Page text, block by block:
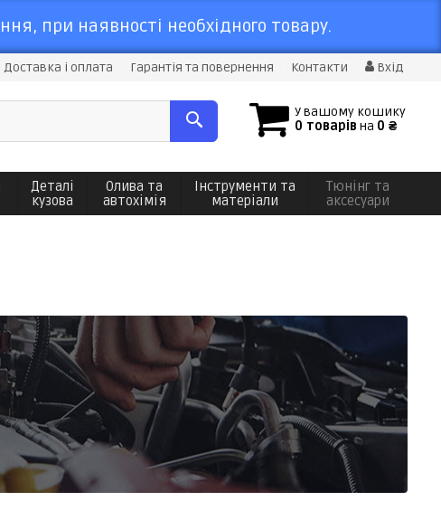
при наявності необхідного товару.
Доставка і оплата Гарантія та повернення Контакти Вхід
У вашому кошику
0 товарів на 0 ₴
Деталі
кузова
Олива та
автохімія
Інструменти та
матеріали
Тюнінг та
аксесуари